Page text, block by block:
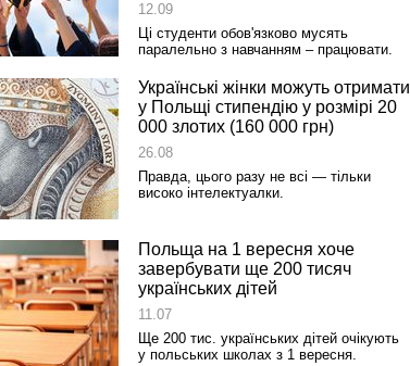
12.09
Ці студенти обов'язково мусять
паралельно з навчанням – працювати.
Українські жінки можуть отримати
у Польщі стипендію у розмірі 20
000 злотих (160 000 грн)
26.08
Правда, цього разу не всі — тільки
високо інтелектуалки.
Польща на 1 вересня хоче
завербувати ще 200 тисяч
українських дітей
11.07
Ще 200 тис. українських дітей очікують
у польських школах з 1 вересня.